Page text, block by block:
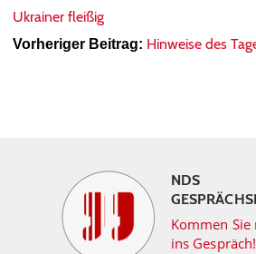
Ukrainer fleißig
Vorheriger Beitrag: Hinweise des
NDS
Kommen
ins Gespräch!